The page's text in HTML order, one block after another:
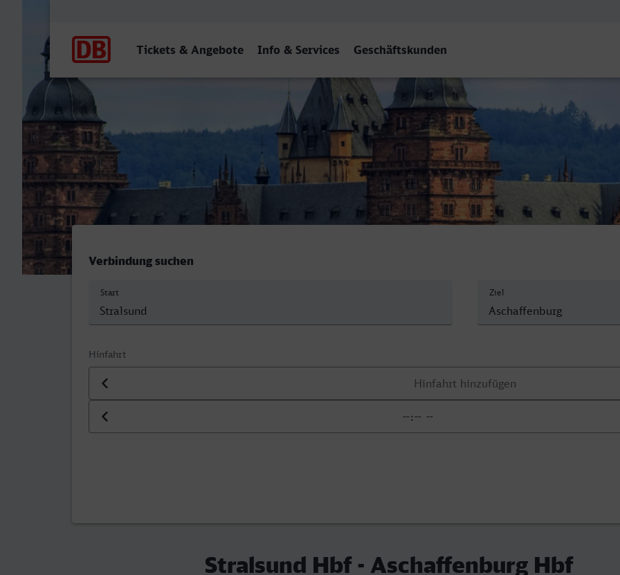
Tickets & Angebote Info & Services Geschäftskunden
Stralsund Hbf - Aschaffenburg Hbf
Verbindung suchen
Start Ziel
Hinfahrt
Datum der Hinfahrt
Uhrzeit der Hinfahrt
Stralsund Hbf - Aschaffenburg Hbf